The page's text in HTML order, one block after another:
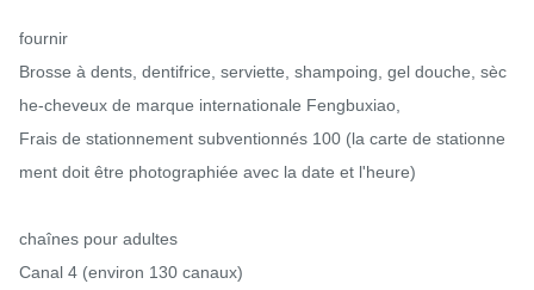
fournir
Brosse à dents, dentifrice, serviette, shampoing, gel douche, sèc
he-cheveux de marque internationale Fengbuxiao,
Frais de stationnement subventionnés 100 (la carte de stationne
ment doit être photographiée avec la date et l'heure)
chaînes pour adultes
Canal 4 (environ 130 canaux)